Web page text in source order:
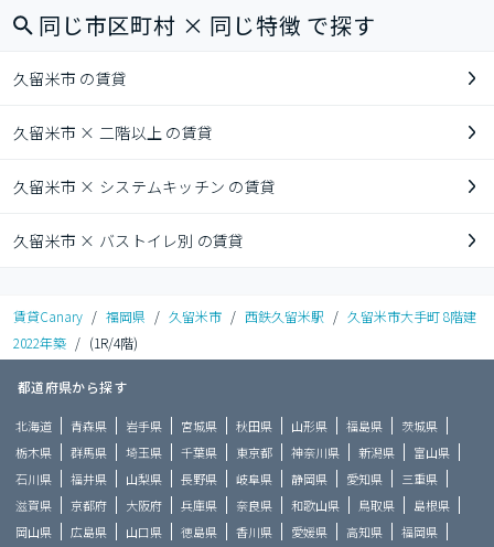
同じ市区町村 × 同じ特徴 で探す
久留米市 の賃貸
久留米市 × 二階以上 の賃貸
久留米市 × システムキッチン の賃貸
久留米市 × バストイレ別 の賃貸
賃貸Canary / 福岡県 / 久留米市 / 西鉄久留米駅 / 久留米市大手町 8階建
2022年築 / (1R/4階)
都道府県から探す
北海道 青森県 岩手県 宮城県 秋田県 山形県 福島県
茨城県
栃木県
群馬県 埼玉県 千葉県 東京都 神奈川県 新潟県
富山県
石川県
福井県 山梨県 長野県 岐阜県 静岡県 愛知県
三重県
滋賀県
京都府 大阪府 兵庫県 奈良県 和歌山県 鳥取県
島根県
岡山県
広島県 山口県 徳島県 香川県 愛媛県 高知県 福岡県